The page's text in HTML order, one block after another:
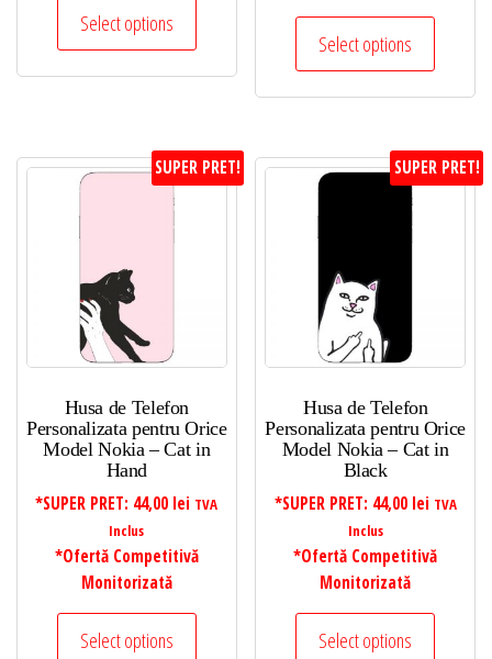
Select options
Select options
SUPER PRET!
Husa de Telefon
Personalizata pentru Orice
Model Nokia – Cat in
Hand
*SUPER PRET: 44,00 lei TVA
Inclus
*Ofertă Competitivă
Monitorizată
Select options
SUPER PRET!
Husa de Telefon
Personalizata pentru Orice
Model Nokia – Cat in
Black
*SUPER PRET: 44,00 lei TVA
Inclus
*Ofertă Competitivă
Monitorizată
Select options